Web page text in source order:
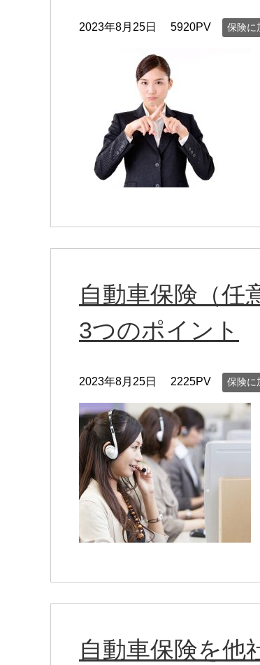
2023年8月25日 5920PV 保険に
自動車保険（任
3つのポイント
2023年8月25日 2225PV 保険に
自動車保険を他